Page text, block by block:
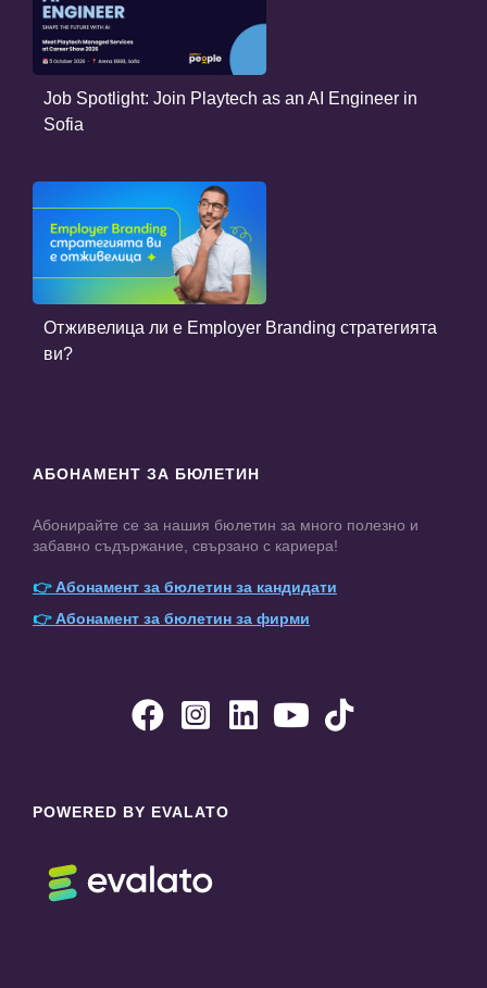
Job Spotlight: Join Playtech as an AI Engineer in
Sofia
Отживелица ли е Employer Branding стратегията
ви?
АБОНАМЕНТ ЗА БЮЛЕТИН
Абонирайте се за нашия бюлетин за много полезно и
забавно съдържание, свързано с кариера!
👉Абонамент за бюлетин за кандидати
👉Абонамент за бюлетин за фирми
    
POWERED BY EVALATO